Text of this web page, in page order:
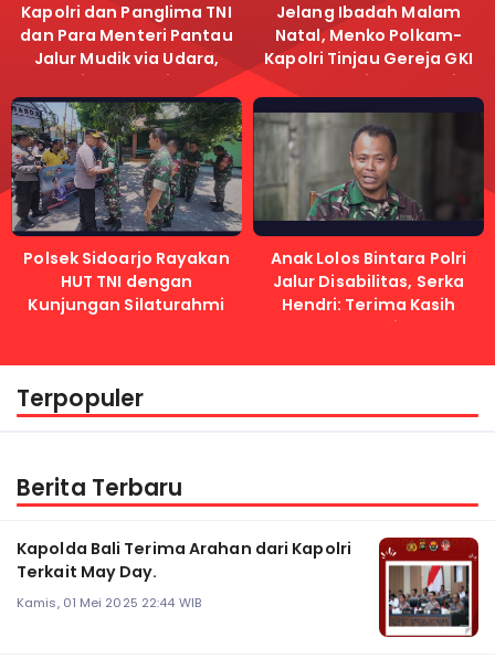
Kapolri dan Panglima TNI
dan Para Menteri Pantau
Jalur Mudik via Udara,
Pastikan Lalu Lintas
Lancar
Jelang Ibadah Malam
Natal, Menko Polkam-
Kapolri Tinjau Gereja GKI
Samanhudi dan Gereja
Polsek Sidoarjo Rayakan
HUT TNI dengan
Kunjungan Silaturahmi
Anak Lolos Bintara Polri
Jalur Disabilitas, Serka
Hendri: Terima Kasih
Kapolri
Terpopuler
Berita Terbaru
Kapolda Bali Terima Arahan dari Kapolri
Terkait May Day.
Kamis, 01 Mei 2025 22:44 WIB